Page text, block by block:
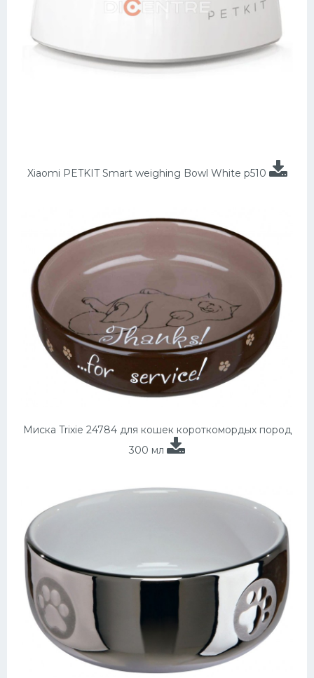
Xiaomi PETKIT Smart weighing Bowl White p510
Миска Trixie 24784 для кошек короткомордых пород
300 мл